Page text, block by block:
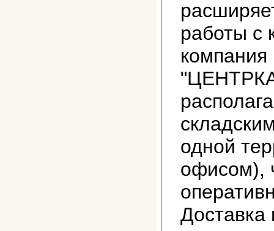
работы с
компания
одной
офисом),
Доставка